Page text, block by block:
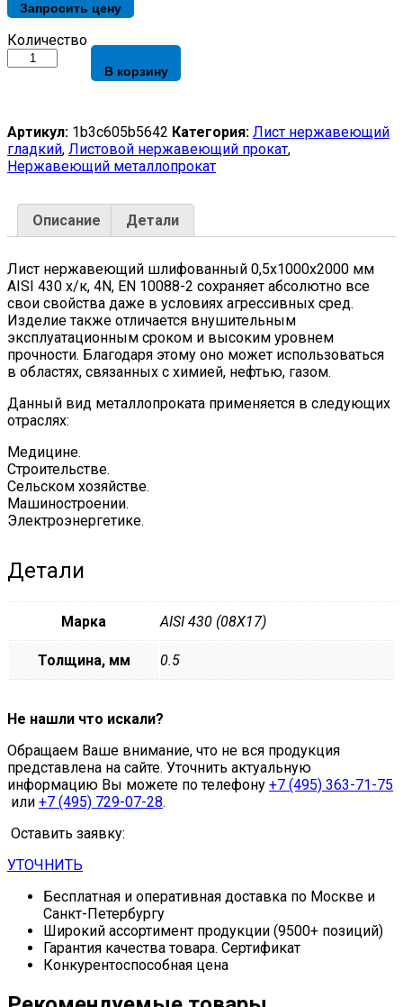
Запросить цену
Лист
нержавеющий
шлифованный
AISI
430
х/
к,
EN
10088-
quantity
Количество
В корзину
Артикул: 1b3c605b5642 Категория: Лист нержавеющий
гладкий, Листовой нержавеющий прокат,
Нержавеющий металлопрокат
Описание Детали
Лист нержавеющий шлифованный 0,5х1000х2000 мм
AISI 430 х/к, 4N, EN 10088-2 сохраняет абсолютно все
свои свойства даже в условиях агрессивных сред.
Изделие также отличается внушительным
эксплуатационным сроком и высоким уровнем
прочности. Благодаря этому оно может использоваться
в областях, связанных с химией, нефтью, газом.
Данный вид металлопроката применяется в следующих
отраслях:
Медицине.
Строительстве.
Сельском хозяйстве.
Машиностроении.
Электроэнергетике.
Детали
Марка AISI 430 (08Х17)
Толщина, мм 0.5
Не нашли что искали?
Обращаем Ваше внимание, что не вся продукция
представлена на сайте. Уточнить актуальную
информацию Вы можете по телефону +7 (495) 363-71-75
или +7 (495) 729-07-28.
Оставить заявку:
УТОЧНИТЬ
Бесплатная и оперативная доставка по Москве и
Санкт-Петербургу
Широкий ассортимент продукции (9500+ позиций)
Гарантия качества товара. Сертификат
Конкурентоспособная цена